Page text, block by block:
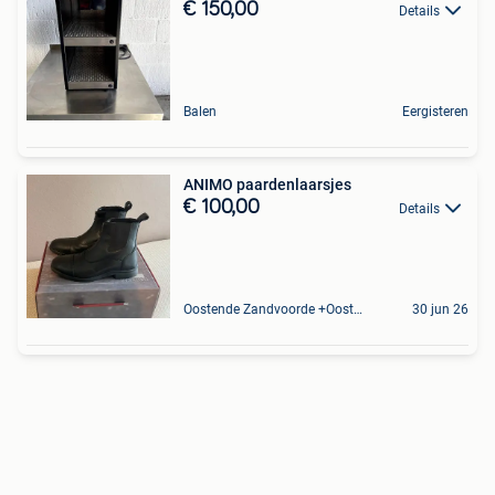
€ 150,00 Details
Balen Eergisteren
ANIMO paardenlaarsjes
€ 100,00 Details
Oostende Zandvoorde +Oostende 30 jun 26